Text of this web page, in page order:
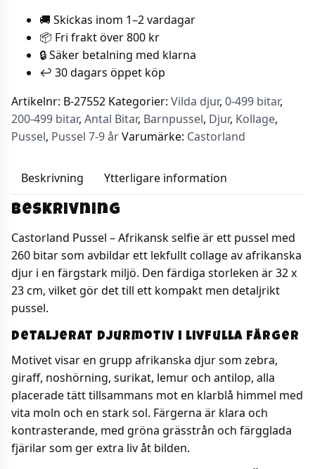
🚚 Skickas inom 1–2 vardagar
📦 Fri frakt över 800 kr
🔒 Säker betalning med klarna
↩️ 30 dagars öppet köp
Artikelnr: B-27552 Kategorier: Vilda djur, 0-499 bitar,
200-499 bitar, Antal Bitar, Barnpussel, Djur, Kollage,
Pussel, Pussel 7-9 årVarumärke: Castorland
Beskrivning Ytterligare information
Beskrivning
Castorland Pussel – Afrikansk selfie är ett pussel med
260 bitar som avbildar ett lekfullt collage av afrikanska
djur i en färgstark miljö. Den färdiga storleken är 32 x
23 cm, vilket gör det till ett kompakt men detaljrikt
pussel.
Detaljerat djurmotiv i livfulla färger
Motivet visar en grupp afrikanska djur som zebra,
giraff, noshörning, surikat, lemur och antilop, alla
placerade tätt tillsammans mot en klarblå himmel med
vita moln och en stark sol. Färgerna är klara och
kontrasterande, med gröna grässtrån och färgglada
fjärilar som ger extra liv åt bilden.